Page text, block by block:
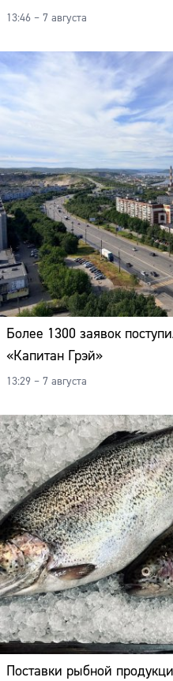
13:46 – 7 августа
Более 1300 заявок
«Капитан Грэй»
13:29 – 7 августа
Поставки рыбной